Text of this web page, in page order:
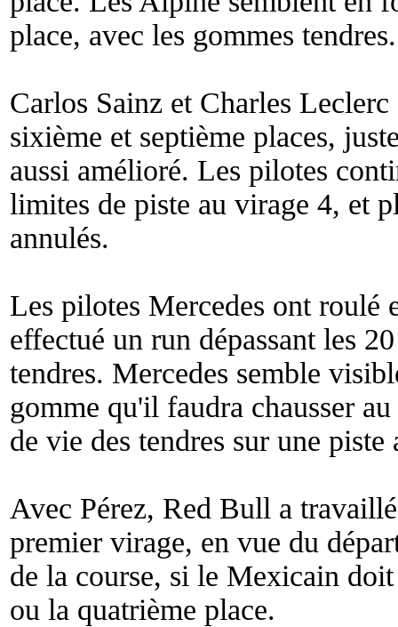
place, avec les gommes tendres.
Carlos Sainz et Charles
sixième et septième places,
aussi amélioré. Les pilotes
limites de piste au virage 4, et
annulés.
Les pilotes Mercedes ont roulé
effectué un run dépassant les
tendres. Mercedes semble
gomme qu'il faudra chausser
de vie des tendres sur une piste
Avec Pérez, Red Bull a
premier virage, en vue du
de la course, si le Mexicain
ou la quatrième place.